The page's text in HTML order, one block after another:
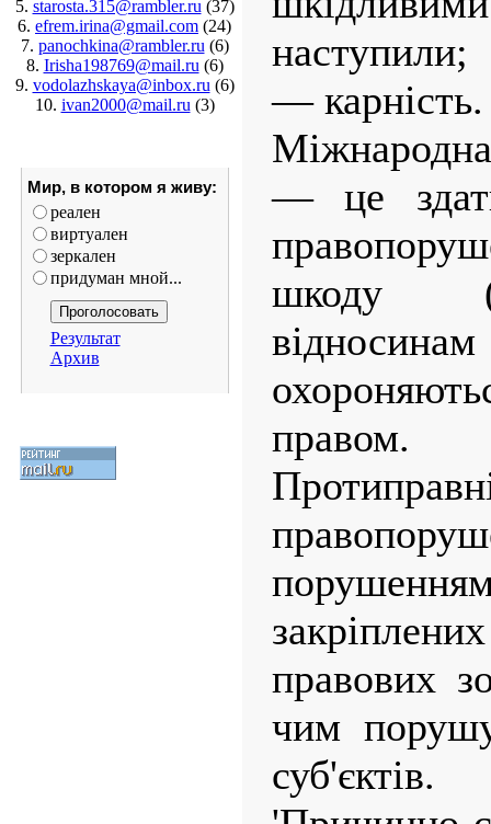
5. starosta.315@rambler.ru (37)
6. efrem.irina@gmail.com (24)
7. panochkina@rambler.ru (6)
8. Irisha198769@mail.ru (6)
9. vodolazhskaya@inbox.ru (6)
10. ivan2000@mail.ru (3)
Мир, в котором я живу:
реален
виртуален
зеркален
придуман мной...
Результат
Архив
наступили;
— карність.
Міжнародна
— це
шкоду
правом.
правових
чим
суб'єктів.